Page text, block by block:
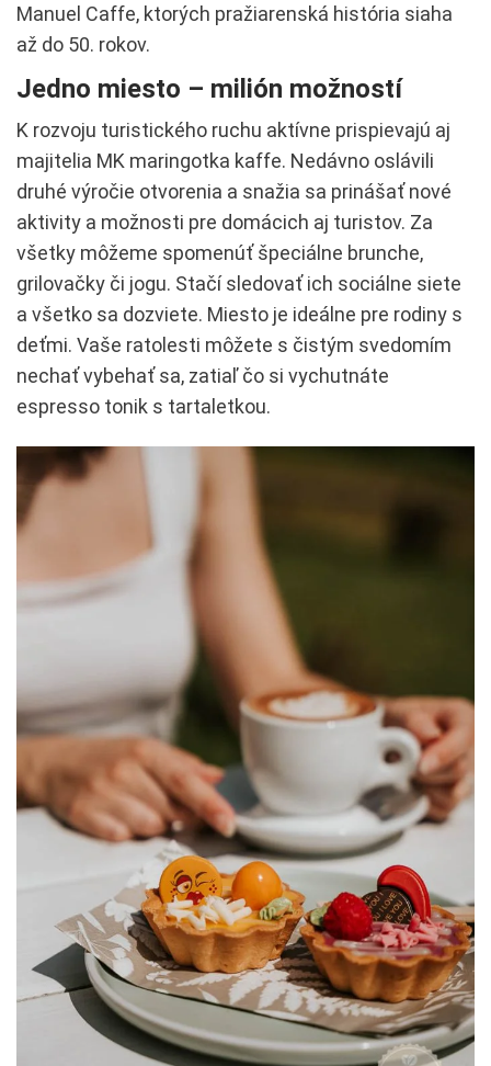
Manuel Caffe, ktorých pražiarenská história siaha
až do 50. rokov.
Jedno miesto – milión možností
K rozvoju turistického ruchu aktívne prispievajú aj
majitelia MK maringotka kaffe. Nedávno oslávili
druhé výročie otvorenia a snažia sa prinášať nové
aktivity a možnosti pre domácich aj turistov. Za
všetky môžeme spomenúť špeciálne brunche,
grilovačky či jogu. Stačí sledovať ich sociálne siete
a všetko sa dozviete. Miesto je ideálne pre rodiny s
deťmi. Vaše ratolesti môžete s čistým svedomím
nechať vybehať sa, zatiaľ čo si vychutnáte
espresso tonik s tartaletkou.